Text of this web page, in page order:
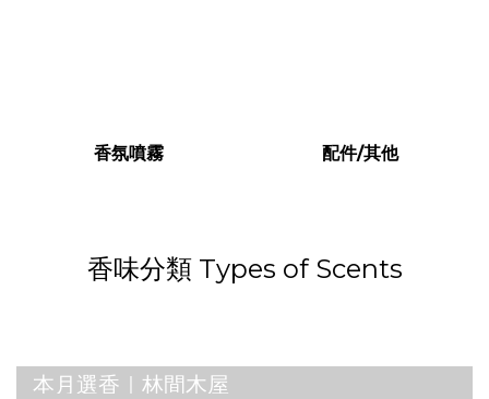
香氛噴霧 配件/其他
香味分類 Types of Scents
本月選香｜林間木屋